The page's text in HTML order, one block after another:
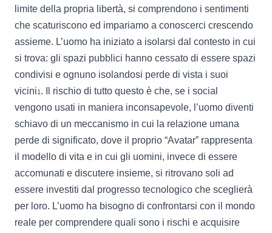
limite della propria libertà, si comprendono i sentimenti
che scaturiscono ed impariamo a conoscerci crescendo
assieme. L’uomo ha iniziato a isolarsi dal contesto in cui
si trova: gli spazi pubblici hanno cessato di essere spazi
condivisi e ognuno isolandosi perde di vista i suoi
vicini1 . Il rischio di tutto questo è che, se i social
vengono usati in maniera inconsapevole, l’uomo diventi
schiavo di un meccanismo in cui la relazione umana
perde di significato, dove il proprio “Avatar” rappresenta
il modello di vita e in cui gli uomini, invece di essere
accomunati e discutere insieme, si ritrovano soli ad
essere investiti dal progresso tecnologico che sceglierà
per loro. L’uomo ha bisogno di confrontarsi con il mondo
reale per comprendere quali sono i rischi e acquisire